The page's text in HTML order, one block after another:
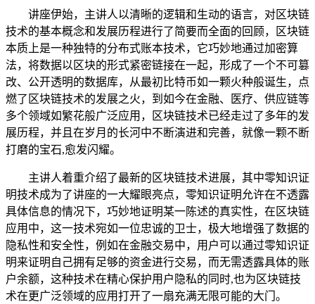
讲座伊始，主讲人以清晰的逻辑和生动的语言，对区块链
技术的基本概念和发展历程进行了简要而全面的回顾，区块链
本质上是一种独特的分布式账本技术，它巧妙地通过加密算
法，将数据以区块的形式紧密链接在一起，形成了一个不可篡
改、公开透明的数据库，从最初比特币如一颗火种般诞生，点
燃了区块链技术的发展之火，到如今在金融、医疗、供应链等
多个领域如繁花般广泛应用，区块链技术已经走过了多年的发
展历程，并且在岁月的长河中不断演进和完善，就像一颗不断
打磨的宝石,愈发闪耀。
主讲人着重介绍了最新的区块链技术进展，其中零知识证
明技术成为了讲座的一大耀眼亮点，零知识证明允许在不透露
具体信息的情况下，巧妙地证明某一陈述的真实性，在区块链
应用中，这一技术宛如一位忠诚的卫士，极大地增强了数据的
隐私性和安全性，例如在金融交易中，用户可以通过零知识证
明来证明自己拥有足够的资金进行交易，而无需透露具体的账
户余额，这种技术在精心保护用户隐私的同时,也为区块链技
术在更广泛领域的应用打开了一扇充满无限可能的大门。